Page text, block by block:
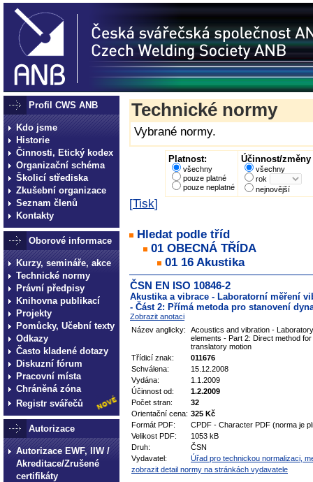
Profil CWS ANB
Kdo jsme
Historie
Činnosti, Etický kodex
Organizační schéma
Školicí střediska
Zkušební organizace
Seznam členů
Kontakty
Oborové informace
Kurzy, semináře, akce
Technické normy
Právní předpisy
Knihovna publikací
Projekty
Pomůcky, Učební texty
Odkazy
Často kladené dotazy
Diskuzní fórum
Pracovní místa
Chráněná zóna
Registr svářečů
Autorizace
Autorizace EWF, IIW /
Akreditace/Zrušené
certifikáty
Technické normy
Vybrané normy.
Platnost:
všechny
pouze platné
pouze neplatné
Účinnost/změny
všechny
rok
nejnovější
[Tisk]
Hledat podle tříd
01 OBECNÁ TŘÍDA
01 16 Akustika
ČSN EN ISO 10846-2
Akustika a vibrace - Laboratorní měření
- Část 2: Přímá metoda pro stanovení
Zobrazit anotaci
Název anglicky:
Acoustics and vibration -
elements - Part 2: Direct method
translatory motion
Třídicí znak:
011676
Schválena:
15.12.2008
Vydána:
1.1.2009
Účinnost od:
1.2.2009
Počet stran:
32
Orientační cena: 325 Kč
Formát PDF:
CPDF - Character PDF (norma je
Velikost PDF:
1053 kB
Druh:
ČSN
Vydavatel:
Úřad pro technickou normalizaci,
zobrazit detail normy na stránkách vydavatele